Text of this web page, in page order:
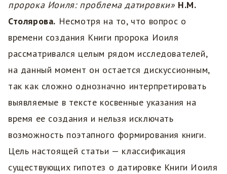
пророка Иоиля: проблема датировки» Н.М.
Столярова. Несмотря на то, что вопрос о
времени создания Книги пророка Иоиля
рассматривался целым рядом исследователей,
на данный момент он остается дискуссионным,
так как сложно однозначно интерпретировать
выявляемые в тексте косвенные указания на
время ее создания и нельзя исключать
возможность поэтапного формирования книги.
Цель настоящей статьи — классификация
существующих гипотез о датировке Книги Иоиля